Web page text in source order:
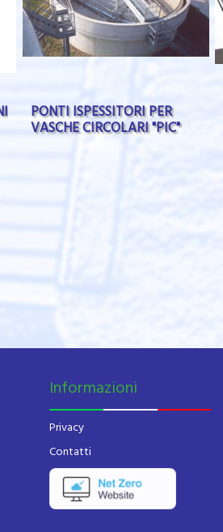
PONTI ISPESSITORI PER
VASCHE CIRCOLARI "PIC"
Informazioni
Privacy
Contatti